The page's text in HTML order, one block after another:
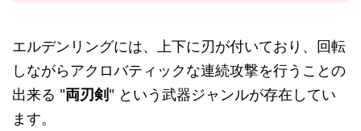
エルデンリングには、上下に刃が付いており、回転
しながらアクロバティックな連続攻撃を行うことの
出来る "両刃剣" という武器ジャンルが存在してい
ます。